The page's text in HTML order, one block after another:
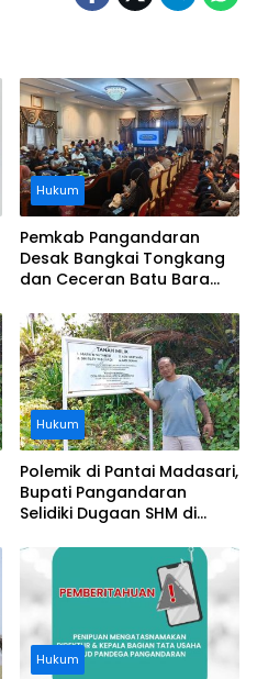
Hukum
Pemkab Pangandaran
Desak Bangkai Tongkang
dan Ceceran Batu Bara
Buruknya Koordinasi
Perusahaan
Hukum
Polemik di Pantai Madasari,
Bupati Pangandaran
Selidiki Dugaan SHM di
Pantai
Hukum